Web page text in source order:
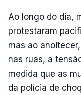
Ao longo do dia,
protestaram
mas ao
nas ruas, a
medida que as
da polícia de